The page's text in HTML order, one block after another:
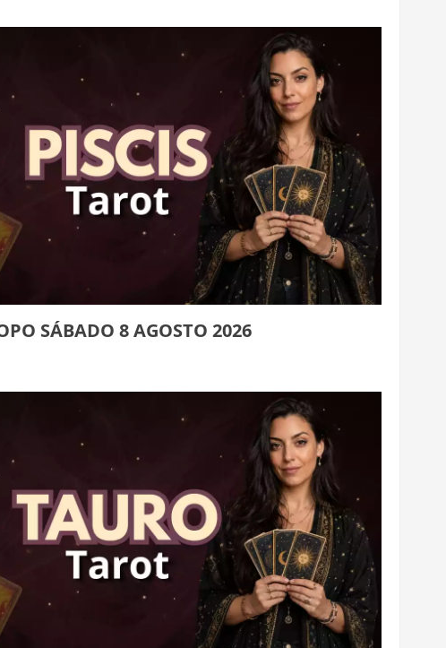
SÁBADO 8 AGOSTO 2026